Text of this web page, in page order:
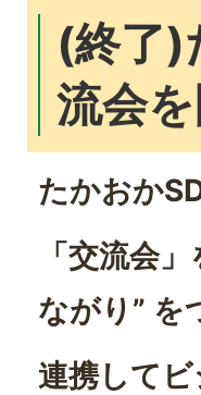
(終了)
流会
たかおか
「交流会
ながり” を
連携して